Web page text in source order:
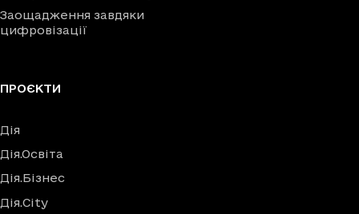
Заощадження завдяки
цифровізації
ПРОЄКТИ
Дія
Дія.Освіта
Дія.Бізнес
Дія.City